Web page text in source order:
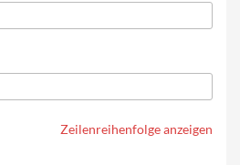
Zeilenreihenfolge anzeigen